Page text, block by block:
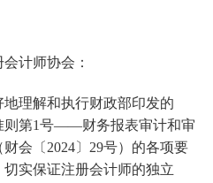
计师协会：
理解和执行财政部印发的
则第1号——财务报表审计和审
会〔 2024〕 29号）的各项要
实保证注册会计师的独立